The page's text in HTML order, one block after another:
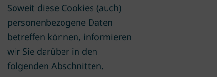
Soweit diese Cookies (auch)
personenbezogene Daten
betreffen können, informieren
wir Sie darüber in den
folgenden Abschnitten.